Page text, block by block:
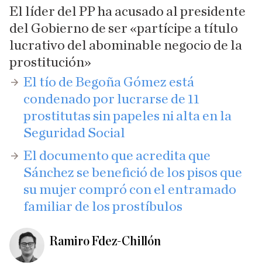
El líder del PP ha acusado al presidente
del Gobierno de ser «partícipe a título
lucrativo del abominable negocio de la
prostitución»
​El tío de Begoña Gómez está
condenado por lucrarse de 11
prostitutas sin papeles ni alta en la
Seguridad Social
El documento que acredita que
Sánchez se benefició de los pisos que
su mujer compró con el entramado
familiar de los prostíbulos
Ramiro Fdez-Chillón